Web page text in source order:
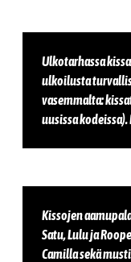
Ulkotarhassa
ulkoilusta
vasemmalta:
uusissa
Kissojen
Satu, Lulu ja
Camilla sekä